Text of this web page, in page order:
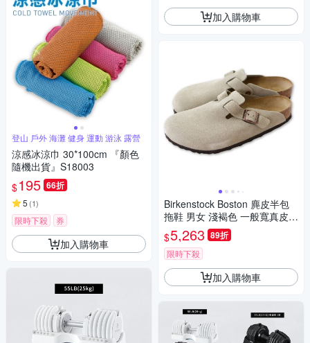
登山 戶外 海灘 健身 運動 游泳 露營
涼感冰涼巾 30*100cm 『顏色
隨機出貨』S18003
$195 66折
5 (1)
限時下殺 券
加入購物車
加入購物車
Birkenstock Boston 麂皮半包
拖鞋 男女 淺褐色 一般寬真皮勃
肯 波士頓 經典懶人鞋 反毛皮穆
勒鞋 軟木休閒涼鞋 0060461
$5,263 89折
限時下殺
加入購物車